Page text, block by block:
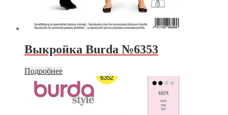
Выкройка Burda №6353
Подробнее